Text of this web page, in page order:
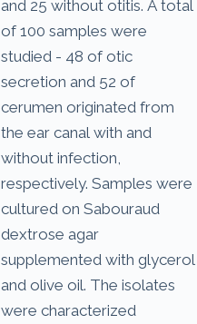
and 25 without otitis. A total
of 100 samples were
studied - 48 of otic
secretion and 52 of
cerumen originated from
the ear canal with and
without infection,
respectively. Samples were
cultured on Sabouraud
dextrose agar
supplemented with glycerol
and olive oil. The isolates
were characterized